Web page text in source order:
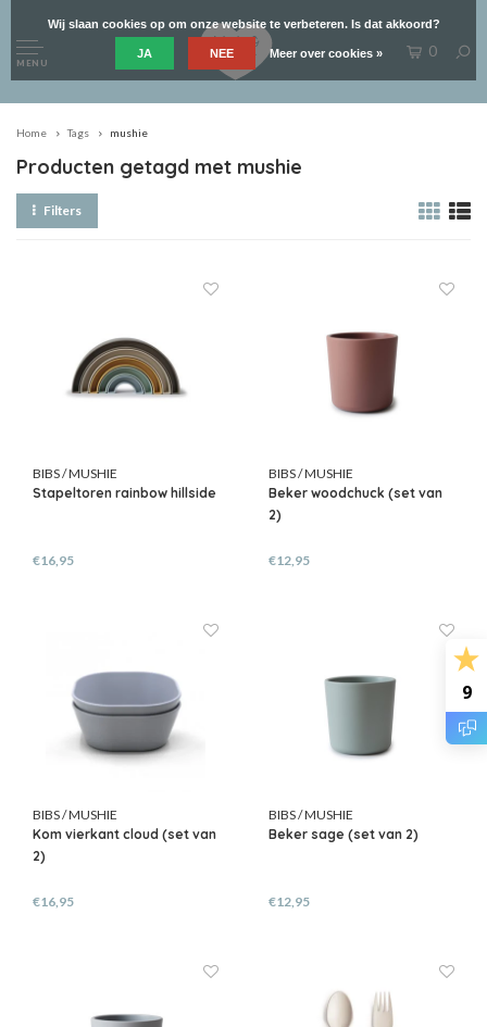
9
MENU
0
Home Tags mushie
Producten getagd met mushie
Filters
BIBS / MUSHIE
Stapeltoren rainbow hillside
€16,95
BIBS / MUSHIE
Beker woodchuck (set van
2)
€12,95
BIBS / MUSHIE
Kom vierkant cloud (set van
2)
€16,95
BIBS / MUSHIE
Beker sage (set van 2)
€12,95
Wij slaan cookies op om onze website te verbeteren. Is dat akkoord?
JA NEE Meer over cookies »